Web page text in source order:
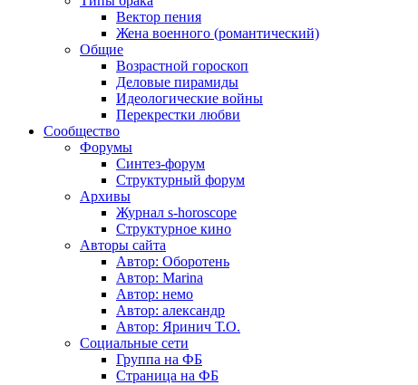
Вектор пения
Жена военного (романтический)
Общие
Возрастной гороскоп
Деловые пирамиды
Идеологические войны
Перекрестки любви
Сообщество
Форумы
Синтез-форум
Структурный форум
Архивы
Журнал s-horoscope
Структурное кино
Авторы сайта
Автор: Оборотень
Автор: Marina
Автор: немo
Автор: александр
Автор: Яринич Т.О.
Социальные сети
Группа на ФБ
Страница на ФБ